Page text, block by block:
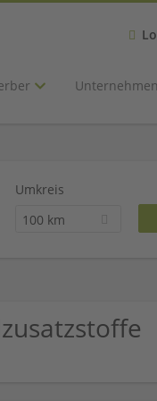
Unternehmen
Umkreis
100 km